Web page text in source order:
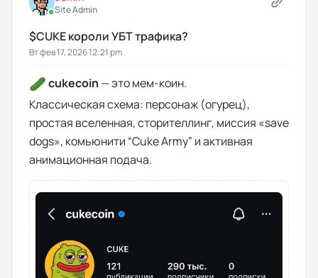
Site Admin
$CUKE короли УБТ трафика?
Вт фев 17, 2026 12:21 pm
🥒cukecoin — это мем-коин.
Классическая схема: персонаж (огурец),
простая вселенная, сторителлинг, миссия «save
dogs», комьюнити “Cuke Army” и активная
анимационная подача.